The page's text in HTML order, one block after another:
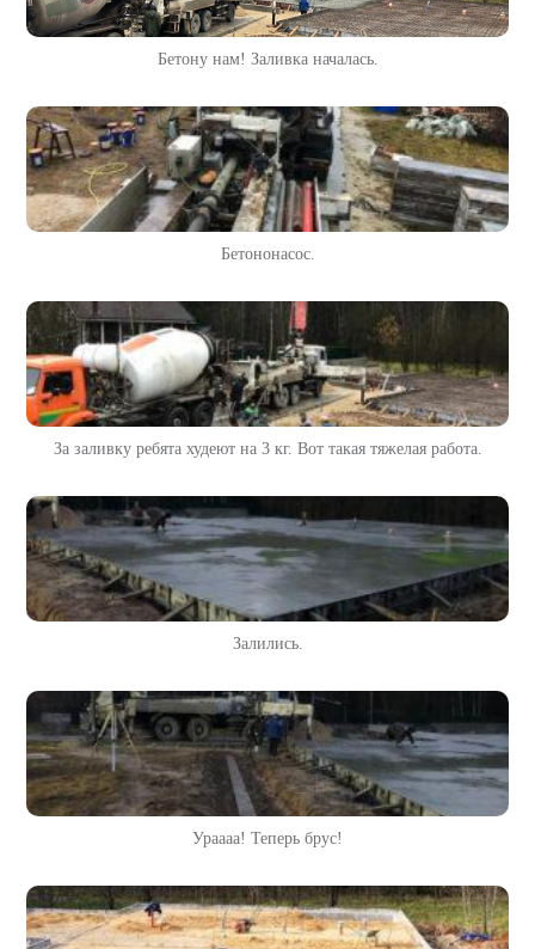
Бетону нам! Заливка началась.
Бетононасос.
За заливку ребята худеют на 3 кг. Вот такая тяжелая работа.
Залились.
Ураааа! Теперь брус!